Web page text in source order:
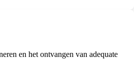
en het ontvangen van adequate